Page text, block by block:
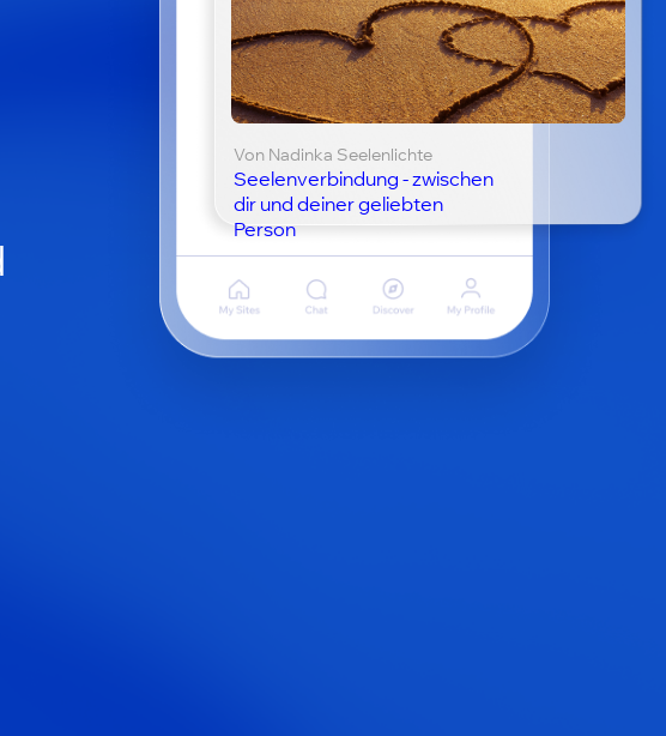
Von Nadinka Seelenlichte
Seelenverbindung - zwischen
dir und deiner geliebten
Person